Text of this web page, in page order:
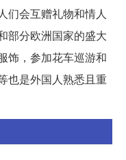
们会互赠礼物和情人
部分欧洲国家的盛大
饰，参加花车巡游和
也是外国人熟悉且重